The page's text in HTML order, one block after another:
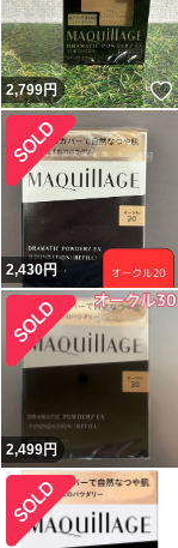
いいね！
2,799円
2,430円
2,499円